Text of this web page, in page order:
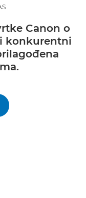
Canon o
konkurentni